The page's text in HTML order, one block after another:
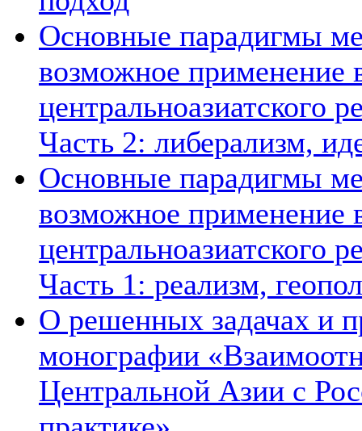
Основные парадигмы
возможное применение
центральноазиатского
Часть 2: либерализм,
Основные парадигмы
возможное применение
центральноазиатского
Часть 1: реализм,
О решенных задачах и
монографии
Центральной Азии с